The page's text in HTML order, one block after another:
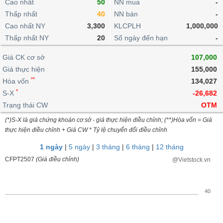
Giao
dịch
nội
bộ
Niên
giám
Tài
liệu
cổ
đông
Định
giá
Nước
ngoài
Tự
doanh
Top
cổ
phiếu
Bản
giao
dịch
Chứng
quyền
Tổng
quan
Thống
kê
dịch
Định
Thống
kê
giao
dịch
Tin
tức
tích
kỹ
thuật
Bảng
giá
Bộ
lọc
cổ
phiếu
sánh
mô
lai
Chứng
quyền
Trái
phiếu
doanh
nghiệp
Đào
Dịch
vụ
Cao nhất
50
Thấp nhất
40
Cao nhất NY
3,300
Thấp nhất NY
20
NN mua
-
NN bán
-
KLCPLH
1,000,000
Số ngày đến hạn
-
Giá CK cơ sở
107,000
Giá thực hiện
155,000
Hòa vốn **
134,027
S-X *
-26,682
Trạng thái CW
OTM
(*)S-X là giá chứng khoán cơ sở - giá thực hiện điều chỉnh; (**)Hòa vốn = Giá
thực hiện điều chỉnh + Giá CW * Tỷ lệ chuyển đổi điều chỉnh
1 ngày| 5 ngày| 3 tháng | 6 tháng | 12 tháng
CFPT2507 (Giá điều chỉnh) @Vietstock.vn
40
BẤT
ĐỘNG
SẢN
TÀI
CHÍNH
HÀNG
HÓA